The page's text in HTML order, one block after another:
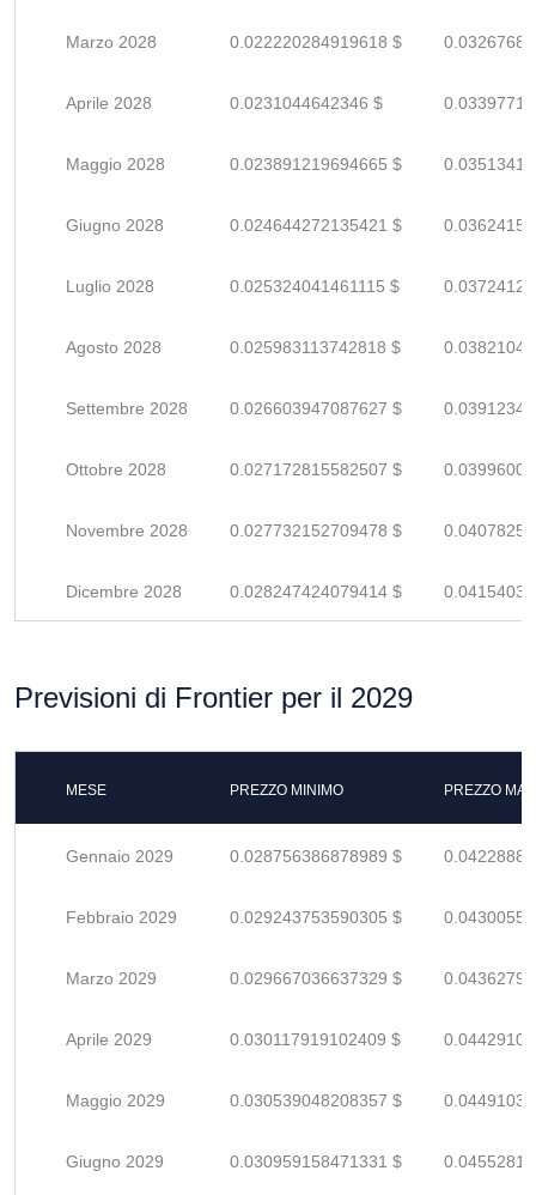
Marzo 2028 0.022220284919618 $
Aprile 2028 0.0231044642346 $
Maggio 2028 0.023891219694665 $
Giugno 2028 0.024644272135421 $
Luglio 2028 0.025324041461115 $
Agosto 2028 0.025983113742818 $
Settembre 2028 0.026603947087627 $
Ottobre 2028 0.027172815582507 $
Novembre 2028 0.027732152709478 $
Dicembre 2028 0.028247424079414 $
Previsioni di Frontier per il 2029
MESE PREZZO MINIMO PREZZO
Gennaio 2029 0.028756386878989 $
Febbraio 2029 0.029243753590305 $
Marzo 2029 0.029667036637329 $
Aprile 2029 0.030117919102409 $
Maggio 2029 0.030539048208357 $
Giugno 2029 0.030959158471331 $